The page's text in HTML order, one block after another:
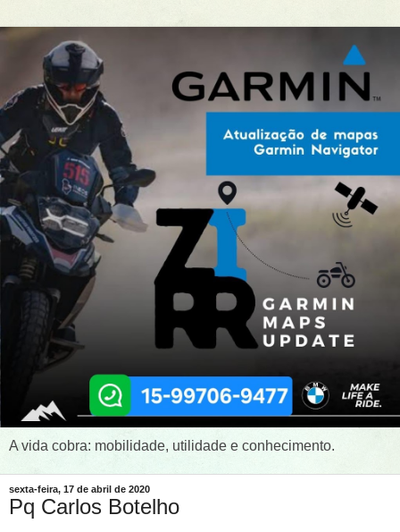
A vida cobra: mobilidade, utilidade e conhecimento.
sexta-feira, 17 de abril de 2020
Pq Carlos Botelho